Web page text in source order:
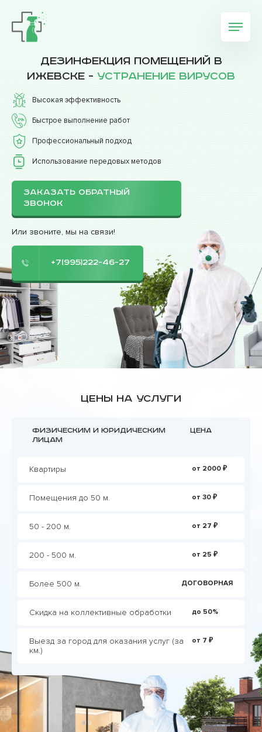
Дезинфекция помещений в
Ижевске - устранение вирусов
Высокая эффективность
Быстрое выполнение работ
Профессиональный подход
Использование передовых методов
ЗАКАЗАТЬ ОБРАТНЫЙ
ЗВОНОК
Или звоните, мы на связи!
+7(995)222-46-27
Цены на услуги
Физическим и юридическим
лицам
Цена
Квартиры от 2000 ₽
Помещения до 50 м. от 30 ₽
50 - 200 м. от 27 ₽
200 - 500 м. от 25 ₽
Более 500 м. ДОГОВОРНАЯ
Скидка на коллективные обработки до 50%
Выезд за город для оказания услуг (за
км.)
от 7 ₽